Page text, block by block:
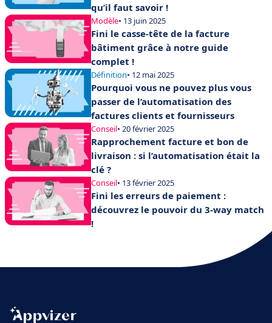
qu’il faut savoir !
Modèle• 13 juin 2025
Fini le casse-tête de la facture
bâtiment grâce à notre guide
complet !
Définition• 12 mai 2025
Pourquoi vous ne pouvez plus vous
passer de l’automatisation des
factures clients et fournisseurs
Conseil• 20 février 2025
Rapprochement facture et bon de
livraison : si l’automatisation était la
clé ?
Conseil• 13 février 2025
Fini les erreurs de paiement :
découvrez le pouvoir du 3-way match
!